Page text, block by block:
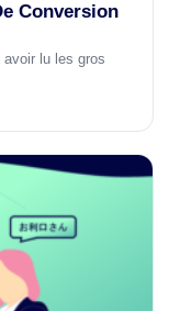
Conversion
lu les gros